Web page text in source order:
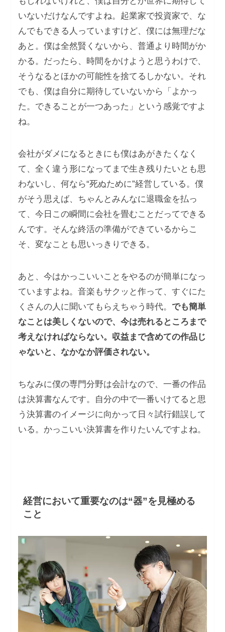
いないだけなんですよね。起業家で投資家で、な
んでもできる人っていますけど、僕には無理だな
あと。僕は全然賢くないから、普通より時間がか
かる。だったら、時間をかけようと思うわけで、
そうなるとほかの可能性を捨てるしかない。それ
でも、僕は自分に期待していないから「よかっ
た。できることが一つあった」という感覚ですよ
ね。
会社がダメになるときにも僕はあがきたくなく
て、全く違う形になってまで生き残りたいとも思
わないし、何なら“死ぬために”経営している。僕
がそう思えば、ちゃんとみんなに退職金を払っ
て、今日この瞬間に会社を畳むことだってできる
んです。そんな終活の準備ができているからこ
そ、変なことも思いっきりできる。
あと、今はかっこいいことをやるのが簡単になっ
ていますよね。音楽もサクッと作って、すぐにた
くさんの人に聞いてもらえちゃう時代。 でも簡単
なことは美しくないので、今は売れるところまで
考えなければならない。収益まで含めての作品じ
ゃないと、なかなか評価されない。
ちなみに僕の専門分野は会計なので、一番の作品
は決算書なんです。自分の中で一番いけてると思
う決算書のイメージに向かって日々試行錯誤して
いる。かっこいい決算書を作りたいんですよね。
経営において重要なのは“器”を見極める
こと